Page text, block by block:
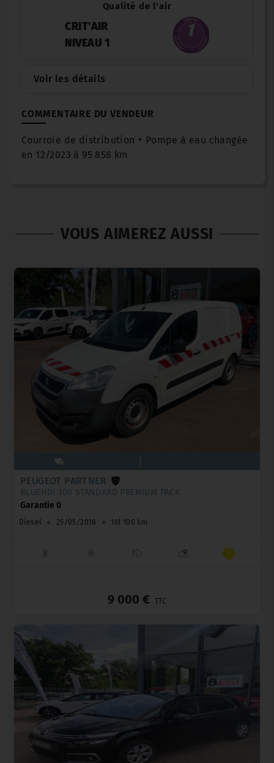
Qualité de l'air
CRIT'AIR
NIVEAU 1
Voir les détails
COMMENTAIRE DU VENDEUR
Courroie de distribution + Pompe à eau changée
en 12/2023 à 95 858 km
VOUS AIMEREZ AUSSI
PEUGEOT PARTNER
BLUEHDI 100 STANDARD PREMIUM PACK
Garantie 0
Diesel ● 25/05/2018 ● 161 100 km
9 000 € TTC